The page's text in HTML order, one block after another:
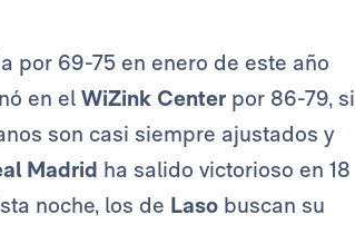
por 69-75 en enero de este año
en el WiZink Center por 86-79, si
son casi siempre ajustados y
Madrid ha salido victorioso en 18
noche, los de Laso buscan su